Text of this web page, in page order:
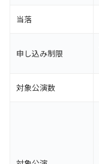
当落
申し込み制限
対象公演数